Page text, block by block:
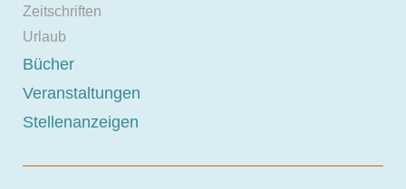
Zeitschriften
Urlaub
Bücher
Veranstaltungen
Stellenanzeigen